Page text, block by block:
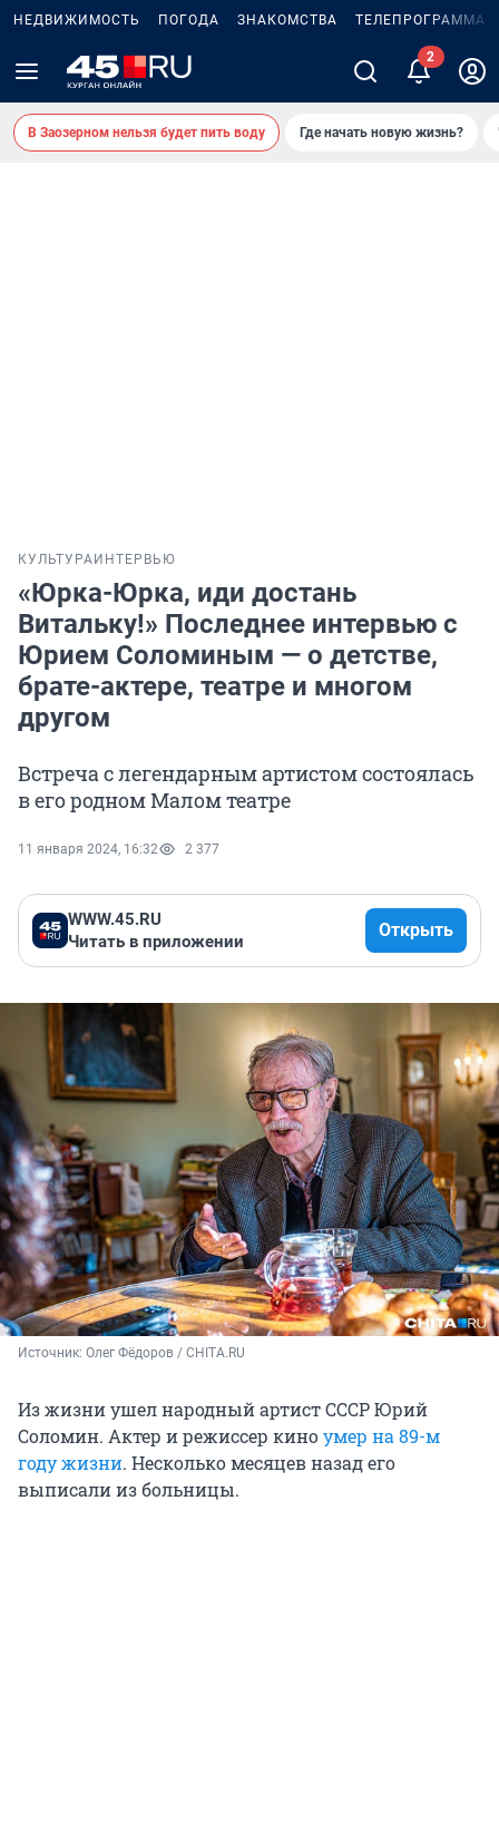
НЕДВИЖИМОСТЬ ПОГОДА ЗНАКОМСТВА ТЕЛЕПРОГРАММА
В Заозерном нельзя будет пить воду Где начать новую жизнь?
КУЛЬТУРА ИНТЕРВЬЮ
«Юрка-Юрка, иди достань
Витальку!» Последнее интервью с
Юрием Соломиным — о детстве,
брате-актере, театре и многом
другом
Встреча с легендарным артистом состоялась
в его родном Малом театре
11 января 2024, 16:32 2 377
WWW.45.RU
Читать в приложении
Открыть
Источник: Олег Фёдоров / CHITA.RU
Из жизни ушел народный артист СССР Юрий
Соломин. Актер и режиссер киноумер на 89-м
году жизни. Несколько месяцев назад его
выписали из больницы.